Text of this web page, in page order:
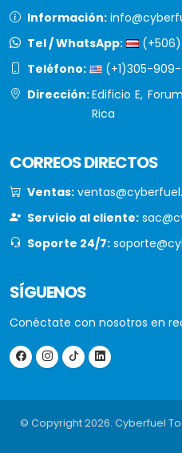
Información:
Tel / WhatsApp:
Teléfono:
(+1)305-
Dirección:Edificio E,
Rica
CORREOS DIRECTOS
Ventas:
Servicio al cliente:
Soporte 24/7:
SÍGUENOS
Conéctate con nosotros en
© Copyright 2026. Cyberfuel